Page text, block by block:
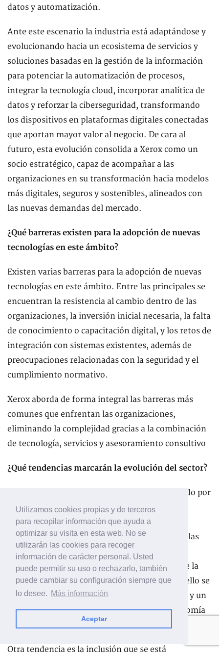
Utilizamos cookies propias y de terceros
para recopilar información que ayuda a
optimizar su visita en esta web. No se
utilizarán las cookies para recoger
información de carácter personal. Usted
puede permitir su uso o rechazarlo, también
puede cambiar su configuración siempre que
lo desee. Más información
Aceptar
datos y automatización.
Ante este escenario la industria está adaptándose y
evolucionando hacia un ecosistema de servicios y
soluciones basadas en la gestión de la información
para potenciar la automatización de procesos,
integrar la tecnología cloud, incorporar analítica de
datos y reforzar la ciberseguridad, transformando
los dispositivos en plataformas digitales conectadas
que aportan mayor valor al negocio. De cara al
futuro, esta evolución consolida a Xerox como un
socio estratégico, capaz de acompañar a las
organizaciones en su transformación hacia modelos
más digitales, seguros y sostenibles, alineados con
las nuevas demandas del mercado.
¿Qué barreras existen para la adopción de nuevas
tecnologías en este ámbito?
Existen varias barreras para la adopción de nuevas
tecnologías en este ámbito. Entre las principales se
encuentran la resistencia al cambio dentro de las
organizaciones, la inversión inicial necesaria, la falta
de conocimiento o capacitación digital, y los retos de
integración con sistemas existentes, además de
preocupaciones relacionadas con la seguridad y el
cumplimiento normativo.
Xerox aborda de forma integral las barreras más
comunes que enfrentan las organizaciones,
eliminando la complejidad gracias a la combinación
de tecnología, servicios y asesoramiento consultivo
¿Qué tendencias marcarán la evolución del sector?
En los próximos años, el sector estará impulsado por
un conjunto de tendencias clave, entre las que
destacan la aceleración de la digitalización y la
automatización de procesos, el crecimiento de las
plataformas cloud y la gestión documental
inteligente, así como una mayor integración de la
inteligencia artificial y la analítica de datos. A ello se
suma el refuerzo continuo de la ciberseguridad y un
creciente énfasis en la sostenibilidad y la economía
circular.
Otra tendencia es la inclusión que se está